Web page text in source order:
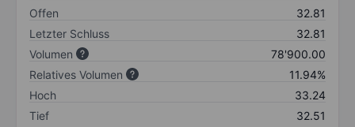
Offen
32.81
Letzter Schluss
32.81
Volumen
78'900.00
Relatives Volumen
11.94%
Hoch
33.24
Tief
32.51